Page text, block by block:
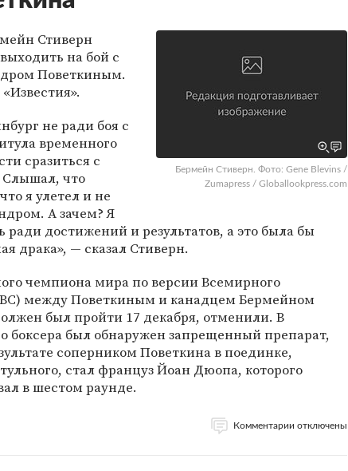
Бермейн Стиверн. Фото: Gene Blevins /
Zumapress / Globallookpress.com
Стиверн
на бой с
Поветкиным.
не ради боя с
временного
сразиться с
что
я улетел и не
А зачем? Я
достижений и результатов, а это была бы
драка», — сказал Стиверн.
чемпиона мира по версии Всемирного
между Поветкиным и канадцем Бермейном
был пройти 17 декабря, отменили. В
боксера был обнаружен запрещенный препарат,
соперником Поветкина в поединке,
стал француз Йоан Дюопа, которого
в шестом раунде.
Комментарии отключены